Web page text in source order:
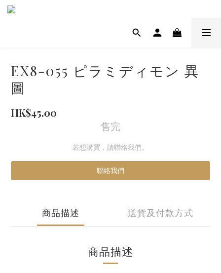
EX8-055 ピラミディモン 異
圖
HK$45.00
售完
若想購買，請聯絡我們。
聯絡我們
商品描述 送貨及付款方式
商品描述